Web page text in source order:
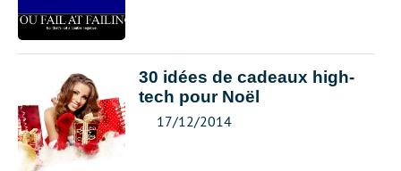
30 idées de cadeaux high-
tech pour Noël
17/12/2014